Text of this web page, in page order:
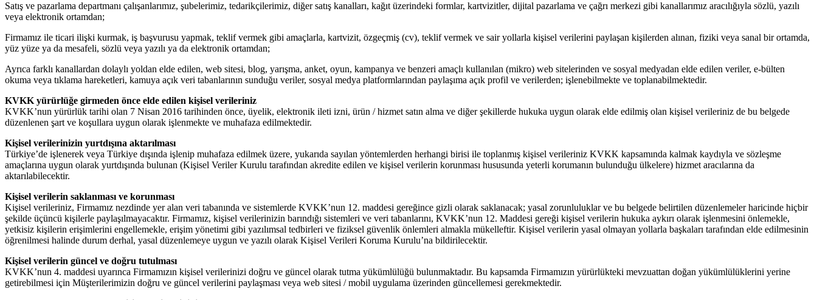
Satış ve pazarlama departmanı çalışanlarımız, şubelerimiz, tedarikçilerimiz, diğer satış kanalları, kağıt üzerindeki formlar, kartvizitler, dijital pazarlama ve çağrı merkezi gibi kanallarımız aracılığıyla sözlü, yazılı
veya elektronik ortamdan;
Firmamız ile ticari ilişki kurmak, iş başvurusu yapmak, teklif vermek gibi amaçlarla, kartvizit, özgeçmiş (cv), teklif vermek ve sair yollarla kişisel verilerini paylaşan kişilerden alınan, fiziki veya sanal bir ortamda,
yüz yüze ya da mesafeli, sözlü veya yazılı ya da elektronik ortamdan;
Ayrıca farklı kanallardan dolaylı yoldan elde edilen, web sitesi, blog, yarışma, anket, oyun, kampanya ve benzeri amaçlı kullanılan (mikro) web sitelerinden ve sosyal medyadan elde edilen veriler, e-bülten
okuma veya tıklama hareketleri, kamuya açık veri tabanlarının sunduğu veriler, sosyal medya platformlarından paylaşıma açık profil ve verilerden; işlenebilmekte ve toplanabilmektedir.
KVKK yürürlüğe girmeden önce elde edilen kişisel verileriniz
KVKK’nun yürürlük tarihi olan 7 Nisan 2016 tarihinden önce, üyelik, elektronik ileti izni, ürün / hizmet satın alma ve diğer şekillerde hukuka uygun olarak elde edilmiş olan kişisel verileriniz de bu belgede
düzenlenen şart ve koşullara uygun olarak işlenmekte ve muhafaza edilmektedir.
Kişisel verilerinizin yurtdışına aktarılması
Türkiye’de işlenerek veya Türkiye dışında işlenip muhafaza edilmek üzere, yukarıda sayılan yöntemlerden herhangi birisi ile toplanmış kişisel verileriniz KVKK kapsamında kalmak kaydıyla ve sözleşme
amaçlarına uygun olarak yurtdışında bulunan (Kişisel Veriler Kurulu tarafından akredite edilen ve kişisel verilerin korunması hususunda yeterli korumanın bulunduğu ülkelere) hizmet aracılarına da
aktarılabilecektir.
Kişisel verilerin saklanması ve korunması
Kişisel verileriniz, Firmamız nezdinde yer alan veri tabanında ve sistemlerde KVKK’nun 12. maddesi gereğince gizli olarak saklanacak; yasal zorunluluklar ve bu belgede belirtilen düzenlemeler haricinde hiçbir
şekilde üçüncü kişilerle paylaşılmayacaktır. Firmamız, kişisel verilerinizin barındığı sistemleri ve veri tabanlarını, KVKK’nun 12. Maddesi gereği kişisel verilerin hukuka aykırı olarak işlenmesini önlemekle,
yetkisiz kişilerin erişimlerini engellemekle, erişim yönetimi gibi yazılımsal tedbirleri ve fiziksel güvenlik önlemleri almakla mükelleftir. Kişisel verilerin yasal olmayan yollarla başkaları tarafından elde edilmesinin
öğrenilmesi halinde durum derhal, yasal düzenlemeye uygun ve yazılı olarak Kişisel Verileri Koruma Kurulu’na bildirilecektir.
Kişisel verilerin güncel ve doğru tutulması
KVKK’nun 4. maddesi uyarınca Firmamızın kişisel verilerinizi doğru ve güncel olarak tutma yükümlülüğü bulunmaktadır. Bu kapsamda Firmamızın yürürlükteki mevzuattan doğan yükümlülüklerini yerine
getirebilmesi için Müşterilerimizin doğru ve güncel verilerini paylaşması veya web sitesi / mobil uygulama üzerinden güncellemesi gerekmektedir.